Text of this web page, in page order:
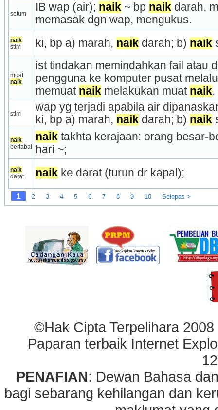
setum
IB wap (air); naik ~ bp naik darah,
memasak dgn wap, mengukus.
naik
stim
ki, bp a) marah, naik darah; b) naik
muat
naik
ist tindakan memindahkan fail atau
pengguna ke komputer pusat
memuat naik melakukan muat naik.
stim
wap yg terjadi apabila air
ki, bp a) marah, naik darah; b) naik
naik
bertabal
naik takhta kerajaan: orang besar-
hari ~;
naik
darat
naik ke darat (turun dr kapal);
1 2 3 4 5 6 7 8 9 10 Selepas >
©Hak Cipta Terpelihara
Paparan terbaik Internet
PENAFIAN: Dewan Bahasa
bagi sebarang kehilangan dan